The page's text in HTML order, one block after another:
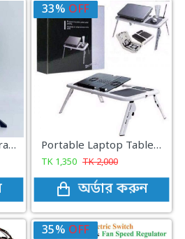
New Video Making Travel Kit
33% OFF
Portable Laptop Table Desk, Adjustable Height E-Table
TK 1,350 TK2,000
অর্ডার করুন
35% OFF